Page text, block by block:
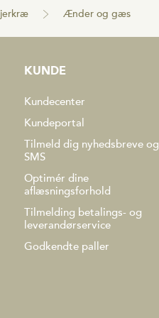
Ænder og gæs
KUNDE
Kundecenter
Kundeportal
Tilmeld dig nyhedsbreve og
SMS
Optimér dine
aflæsningsforhold
Tilmelding betalings- og
leverandørservice
Godkendte paller